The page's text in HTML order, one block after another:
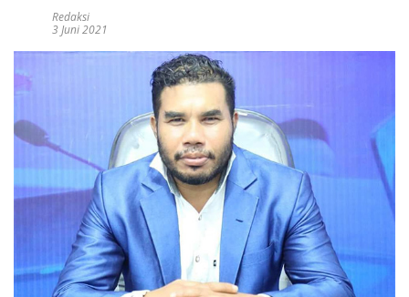
Redaksi
3 Juni 2021